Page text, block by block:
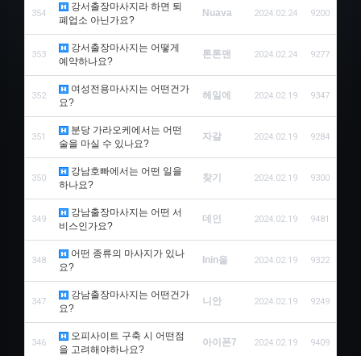
354
강서출장마사지라 하면 퇴
폐업소 아닌가요?
Nuava 2024.02.24 9200
353
강서출장마사지는 어떻게
예약하나요?
톤톤맨 2024.02.24 9277
352
여성전용마사지는 어떤건가
요?
헤일에 2024.02.19 9347
351
분당 가라오케에서는 어떤
술을 마실 수 있나요?
자갈 2024.02.19 9284
350
강남호빠에서는 어떤 일을
하나요?
찾기 2024.02.19 9300
349
강남출장마사지는 어떤 서
비스인가요?
데인 2024.02.19 9481
348
어떤 종류의 마사지가 있나
요?
Inin을 2024.02.19 9322
347
강남출장마사지는 어떤건가
요?
니안 2024.02.19 9249
346
오피사이트 구축 시 어떤점
을 고려해야하나요?
아이폰7 2024.02.19 9409